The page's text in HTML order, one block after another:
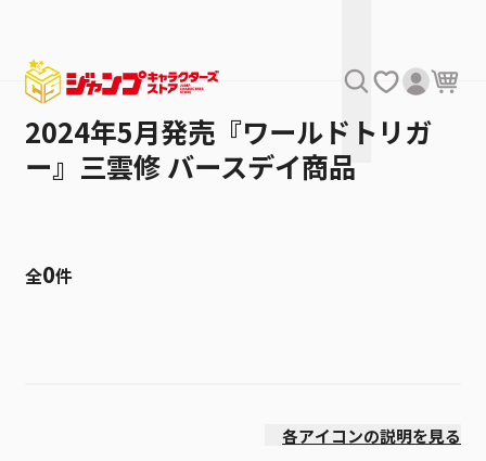
2024年5月発売『ワールドトリガ
ー』三雲修 バースデイ商品
全0件
各アイコンの説明を見る